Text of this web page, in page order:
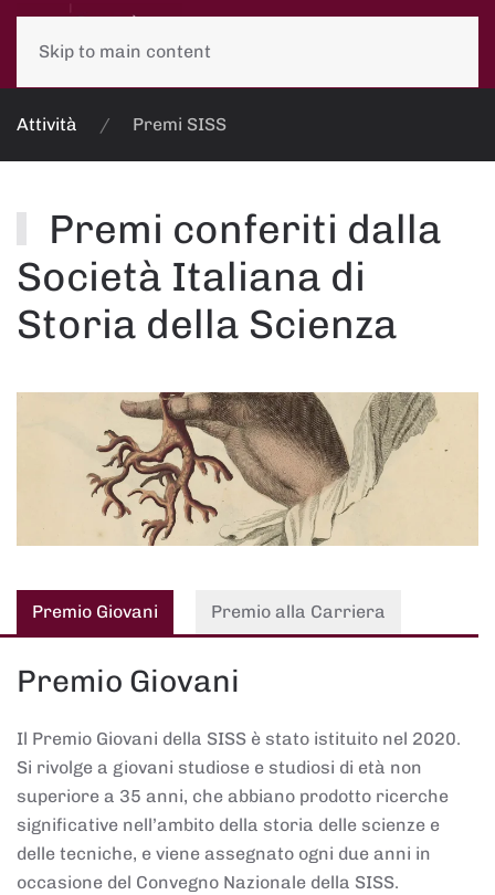
Skip to main content
Attività Premi SISS
Premi conferiti dalla
Società Italiana di
Storia della Scienza
Premio Giovani Premio alla Carriera
Premio Giovani
Il Premio Giovani della SISS è stato istituito nel 2020.
Si rivolge a giovani studiose e studiosi di età non
superiore a 35 anni, che abbiano prodotto ricerche
significative nell’ambito della storia delle scienze e
delle tecniche, e viene assegnato ogni due anni in
occasione del Convegno Nazionale della SISS.